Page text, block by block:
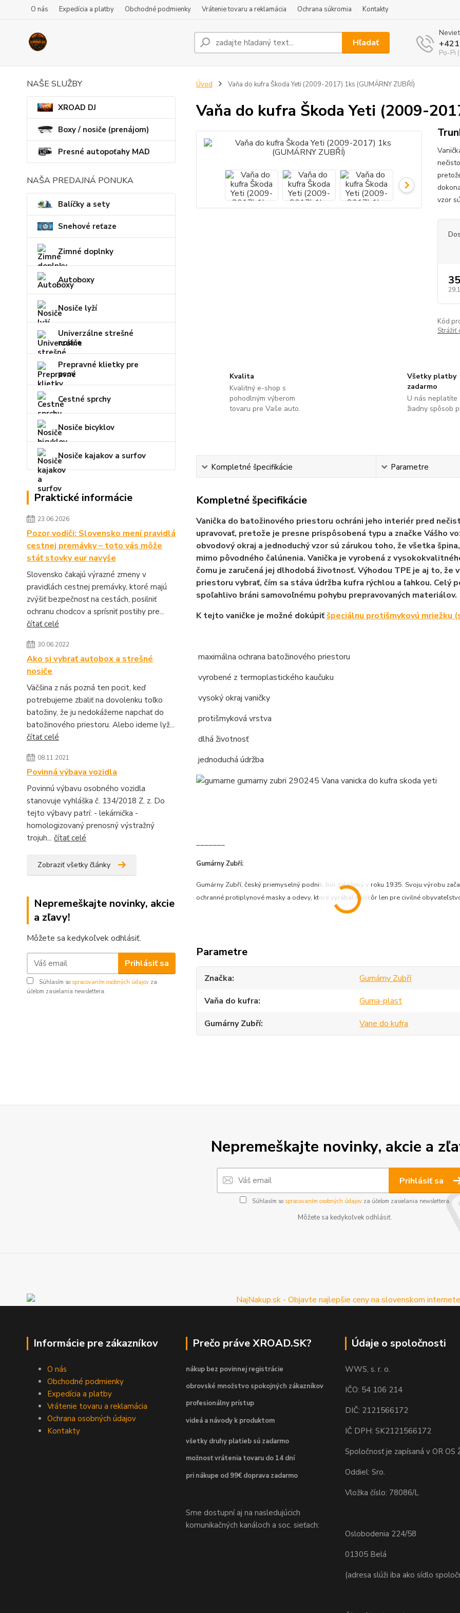
O nás Expedícia a platby Obchodné podmienky Vrátenie tovaru a reklamácia Ochrana súkromia Kontakty
Hľadať
Po-Pi
NAŠE SLUŽBY
XROAD DJ
Boxy / nosiče (prenájom)
Presné autopoťahy MAD
NAŠA PREDAJNÁ PONUKA
Balíčky a sety
Snehové reťaze
Zimné doplnky
Autoboxy
Nosiče lyží
Univerzálne strešné
nosiče
Prepravné klietky pre
psov
Cestné sprchy
Nosiče bicyklov
Nosiče kajakov a surfov
Praktické informácie
23.06.2026
Pozor vodiči: Slovensko mení pravidlá
cestnej premávky – toto vás môže
stáť stovky eur navyše
Slovensko čakajú výrazné zmeny v
pravidlách cestnej premávky, ktoré majú
zvýšiť bezpečnosť na cestách, posilniť
ochranu chodcov a sprísniť postihy pre...
čítať celé
30.06.2022
Ako si vybrať autobox a strešné
nosiče
Väčšina z nás pozná ten pocit, keď
potrebujeme zbaliť na dovolenku toľko
batožiny, že ju nedokážeme napchať do
batožinového priestoru. Alebo ideme lyž...
čítať celé
08.11.2021
Povinná výbava vozidla
Povinnú výbavu osobného vozidla
stanovuje vyhláška č. 134/2018 Z. z. Do
tejto výbavy patrí: - lekárnička -
homologizovaný prenosný výstražný
trojuh... čítať celé
Zobraziť všetky články
Nepremeškajte novinky, akcie
a zľavy!
Môžete sa kedykoľvek odhlásiť.
Prihlásiť sa
Súhlasím so spracovaním osobných údajov za
účelom zasielania newslettera.
Úvod Vaňa do kufra Škoda Yeti (2009-2017) 1ks (GUMÁRNY ZUBŘÍ)
Vaňa do kufra Škoda Yeti (2009-
vzor
Kód
Strážiť
Kvalita
Kvalitný e-shop s
pohodlným výberom
tovaru pre Vaše auto.
Všetky platby
zadarmo
U nás neplatíte
žiadny spôsob
Kompletné špecifikácie Parametre
Kompletné špecifikácie
Vanička do batožinového priestoru ochráni jeho interiér pred
upravovať, pretože je presne prispôsobená typu a značke Vášho
obvodový okraj a jednoduchý vzor sú zárukou toho, že všetka
mimo pôvodného čalúnenia. Vanička je vyrobená z
čomu je zaručená jej dlhodobá životnosť. Výhodou TPE je aj to, že
priestoru vybrať, čím sa stáva údržba kufra rýchlou a ľahkou. Celý
spoľahlivo bráni samovoľnému pohybu prepravovaných materiálov.
K tejto vaničke je možné dokúpiťšpeciálnu protišmykovú mriežku
maximálna ochrana batožinového priestoru
vyrobené z termoplastického kaučuku
vysoký okraj vaničky
protišmyková vrstva
dlhá životnosť
jednoduchá údržba
_______
Gumárny Zubří:
Gumárny Zubří, český priemyselný podnik, bol založený v roku 1935. Svoju výrobu
ochranné protiplynové masky a odevy, ktoré vyrábal najskôr len pre civilné
Parametre
Značka
Gumárny Zubří
Vaňa do kufra
Guma-plast
Gumárny Zubří
Vane do kufra
Nepremeškajte novinky, akcie a
Prihlásiť sa
Súhlasím so spracovaním osobných údajovza účelom zasielania newslettera.
Môžete sa kedykoľvek odhlásiť.
Informácie pre zákazníkov
O nás
Obchodné podmienky
Expedícia a platby
Vrátenie tovaru a reklamácia
Ochrana osobných údajov
Kontakty
Prečo práve XROAD.SK?
nákup bez povinnej registrácie
obrovské množstvo spokojných zákazníkov
profesionálny prístup
videá a návody k produktom
všetky druhy platieb sú zadarmo
možnosť vrátenia tovaru do 14 dní
pri nákupe od 99€ doprava zadarmo
Sme dostupní aj na nasledujúcich
komunikačných kanáloch a soc. sieťach:
Údaje o spoločnosti
WWS, s. r. o.
IČO: 54 106 214
DIČ: 2121566172
IČ DPH: SK2121566172
Spoločnosť je zapísaná v OR OS
Oddiel: Sro.
Vložka číslo: 78086/L
Oslobodenia 224/58
01305 Belá
(adresa slúži iba ako sídlo